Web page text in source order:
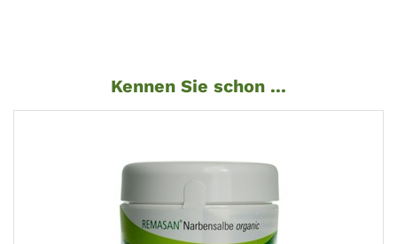
Kennen Sie schon ...